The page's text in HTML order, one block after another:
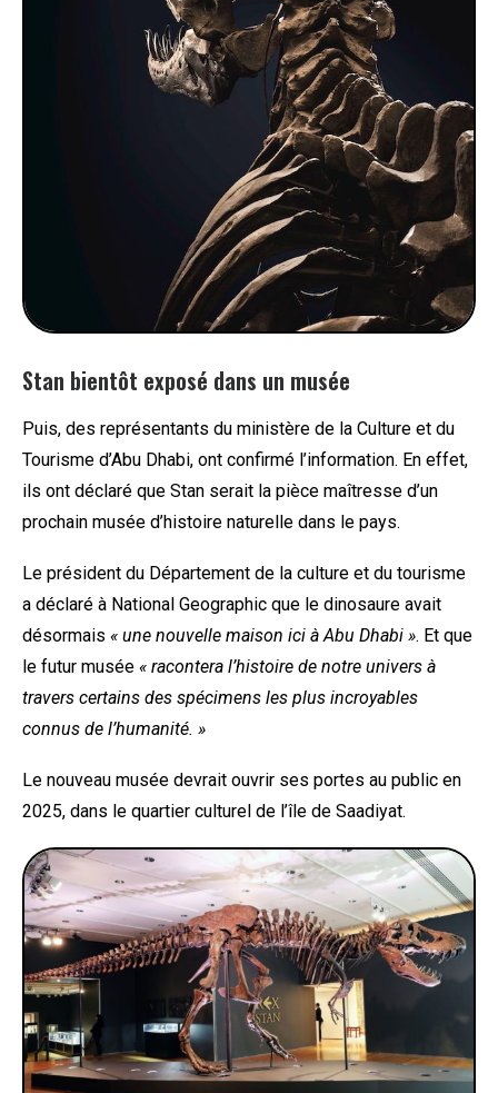
Stan bientôt exposé dans un musée
Puis, des représentants du ministère de la Culture et du
Tourisme d’Abu Dhabi, ont confirmé l’information. En effet,
ils ont déclaré que Stan serait la pièce maîtresse d’un
prochain musée d’histoire naturelle dans le pays.
Le président du Département de la culture et du tourisme
a déclaré à National Geographic que le dinosaure avait
désormais « une nouvelle maison ici à Abu Dhabi ». Et que
le futur musée « racontera l’histoire de notre univers à
travers certains des spécimens les plus incroyables
connus de l’humanité. »
Le nouveau musée devrait ouvrir ses portes au public en
2025, dans le quartier culturel de l’île de Saadiyat.